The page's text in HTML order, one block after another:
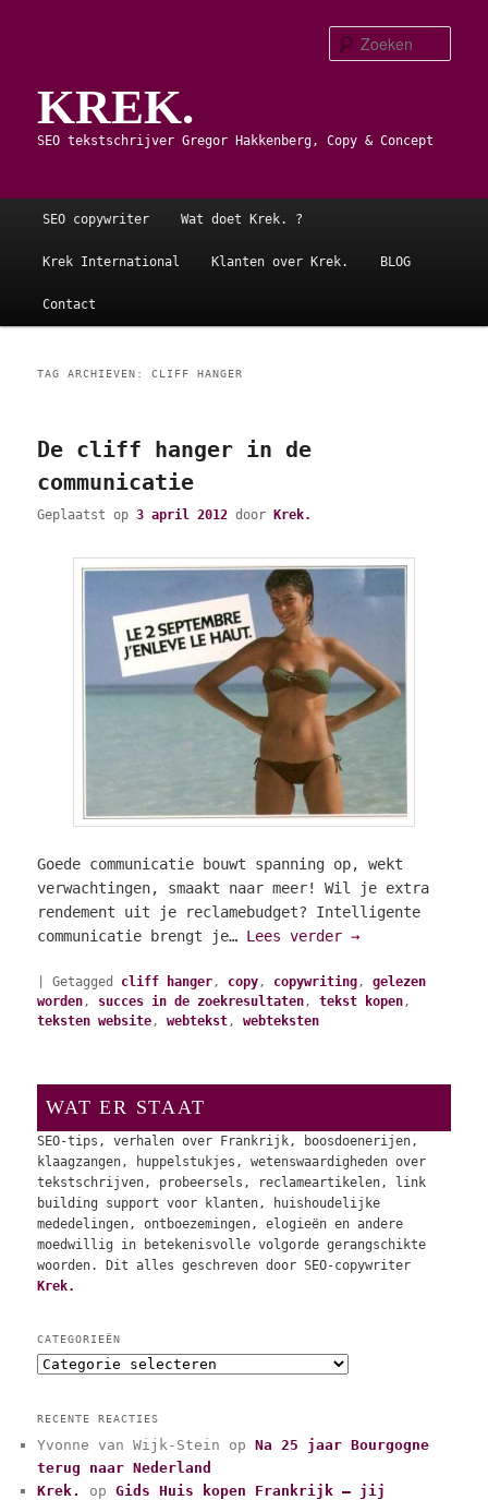
primaire
inhoud
secundaire
inhoudKREK.
SEO tekstschrijver Gregor Hakkenberg, Copy & Concept
Hoofdmenu
SEO copywriter Wat doet Krek. ?
Krek International Klanten over Krek. BLOG
Contact
TAG ARCHIEVEN:CLIFF HANGER
De cliff hanger in de
communicatie
Geplaatst op3 april 2012 doorKrek.
Goede communicatie bouwt spanning op, wekt
verwachtingen, smaakt naar meer! Wil je extra
rendement uit je reclamebudget? Intelligente
communicatie brengt je… Lees verder→
|Getagged cliff hanger, copy, copywriting,gelezen
worden, succes in de zoekresultaten,tekst kopen,
teksten website,webtekst,webteksten
WAT ER STAAT
SEO-tips, verhalen over Frankrijk, boosdoenerijen,
klaagzangen, huppelstukjes, wetenswaardigheden over
tekstschrijven, probeersels, reclameartikelen, link
building support voor klanten, huishoudelijke
mededelingen, ontboezemingen, elogieën en andere
moedwillig in betekenisvolle volgorde gerangschikte
woorden. Dit alles geschreven door SEO-copywriter
Krek.
CATEGORIEËN
C
e
g
o
r
RECENTE REACTIES
Yvonne van Wijk-Stein opNa 25 jaar Bourgogne
terug naar Nederland
Krek.
opGids Huis kopen Frankrijk – jij